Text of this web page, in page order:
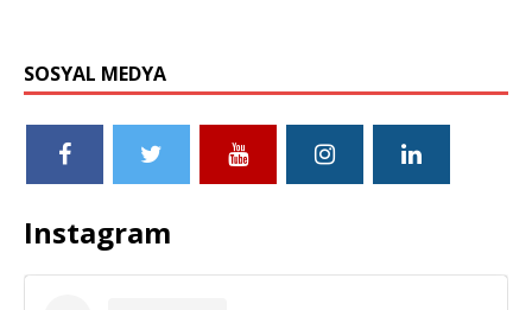
SOSYAL MEDYA
Instagram